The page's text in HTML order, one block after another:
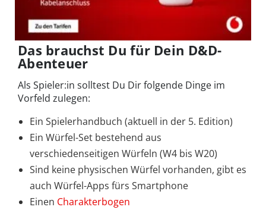
Das brauchst Du für Dein D&D-
Abenteuer
Als Spieler:in solltest Du Dir folgende Dinge im
Vorfeld zulegen:
Ein Spielerhandbuch (aktuell in der 5. Edition)
Ein Würfel-Set bestehend aus
verschiedenseitigen Würfeln (W4 bis W20)
Sind keine physischen Würfel vorhanden, gibt es
auch Würfel-Apps fürs Smartphone
Einen Charakterbogen